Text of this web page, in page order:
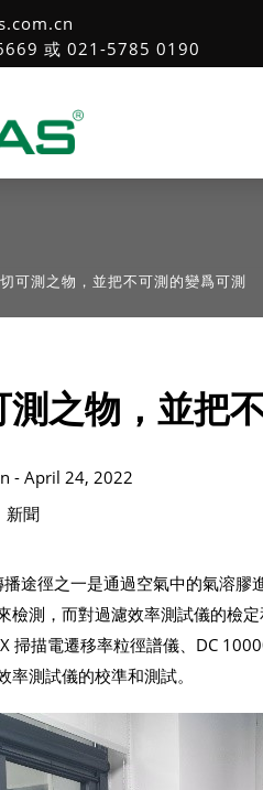
或 021-5785 0190
可測之物，並把不可測的變爲可測
之物，並把
- April 24, 2022
新聞
途徑之一是通過空氣中的氣溶
檢測，而對過濾效率測試儀的檢
掃描電遷移率粒徑譜儀、DC
測試儀的校準和測試。